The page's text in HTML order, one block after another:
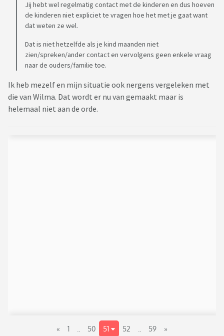
Jij hebt wel regelmatig contact met de kinderen en dus hoeven
de kinderen niet expliciet te vragen hoe het met je gaat want
dat weten ze wel.
Dat is niet hetzelfde als je kind maanden niet
zien/spreken/ander contact en vervolgens geen enkele vraag
naar de ouders/familie toe.
Ik heb mezelf en mijn situatie ook nergens vergeleken met
die van Wilma. Dat wordt er nu van gemaakt maar is
helemaal niet aan de orde.
« 1 50 51 52 59 »